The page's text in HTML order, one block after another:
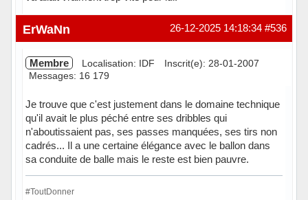
Hors ligne #536
26-12-2025 14:18:34
ErWaNn
Membre Localisation: IDF
Inscrit(e): 28-01-2007
Messages: 16 179
Je trouve que c'est justement dans le domaine technique
qu'il avait le plus péché entre ses dribbles qui
n'aboutissaient pas, ses passes manquées, ses tirs non
cadrés... Il a une certaine élégance avec le ballon dans
sa conduite de balle mais le reste est bien pauvre.
#ToutDonner